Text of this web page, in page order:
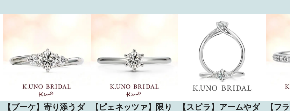
【ブーケ】寄り添うダ
【ピェネッツァ】限り
【スピラ】アームやダ
【フ